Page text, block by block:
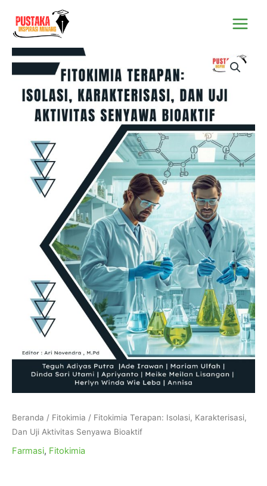
konten
Menu
Beranda / Fitokimia / Fitokimia Terapan: Isolasi, Karakterisasi,
Dan Uji Aktivitas Senyawa Bioaktif
Farmasi, Fitokimia
Fitokimia
Terapan:
Isolasi,
Karakterisasi,
Senyawa
Bioaktif